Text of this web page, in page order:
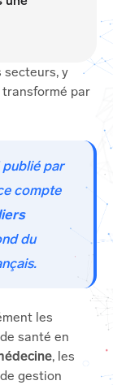
secteurs, y
par
par
compte
du
les
santé en
, les
gestion